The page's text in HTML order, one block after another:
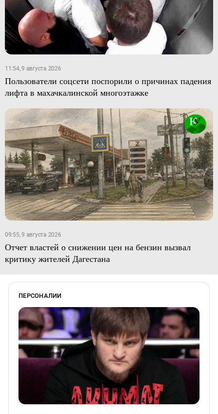
11:54, 9 августа 2026
Пользователи соцсети поспорили о причинах падения
лифта в махачкалинской многоэтажке
09:55, 9 августа 2026
Отчет властей о снижении цен на бензин вызвал
критику жителей Дагестана
ПЕРСОНАЛИИ